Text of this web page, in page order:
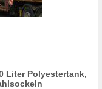
Liter Polyestertank,